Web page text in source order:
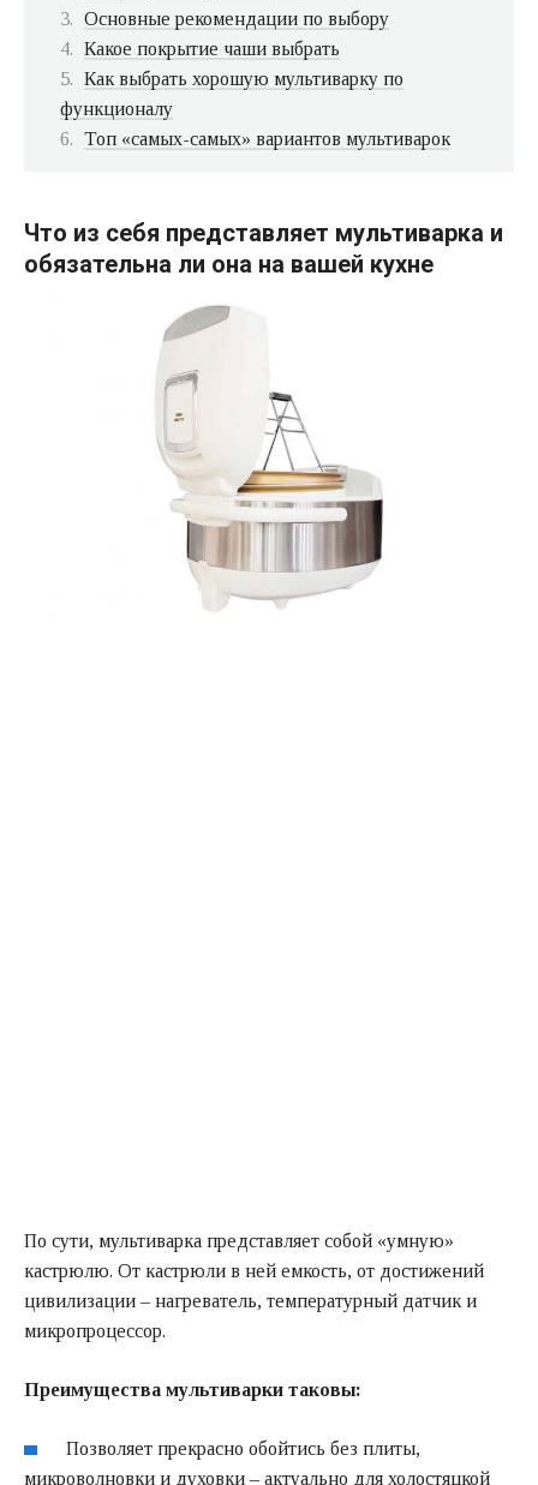
Основные рекомендации по выбору
Какое покрытие чаши выбрать
Как выбрать хорошую мультиварку по
функционалу
Топ «самых-самых» вариантов мультиварок
Что из себя представляет мультиварка и
обязательна ли она на вашей кухне
По сути, мультиварка представляет собой «умную»
кастрюлю. От кастрюли в ней емкость, от достижений
цивилизации – нагреватель, температурный датчик и
микропроцессор.
Преимущества мультиварки таковы:
Позволяет прекрасно обойтись без плиты,
микроволновки и духовки – актуально для холостяцкой